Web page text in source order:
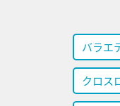
バラエ
クロス